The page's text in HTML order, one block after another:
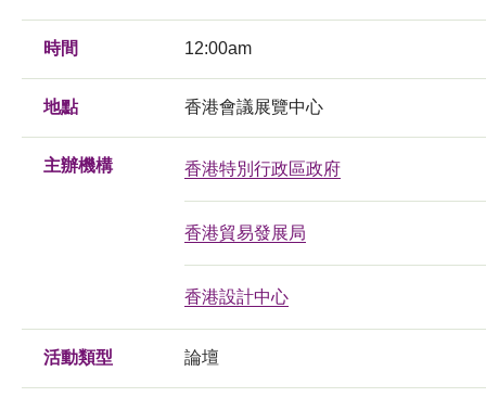
時間 12:00am
地點 香港會議展覽中心
主辦機構 香港特別行政區政府
香港貿易發展局
香港設計中心
活動類型 論壇